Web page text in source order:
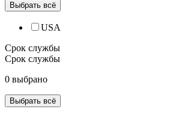
Выбрать всё
USA
Срок службы
Срок службы
0 выбрано
Выбрать всё